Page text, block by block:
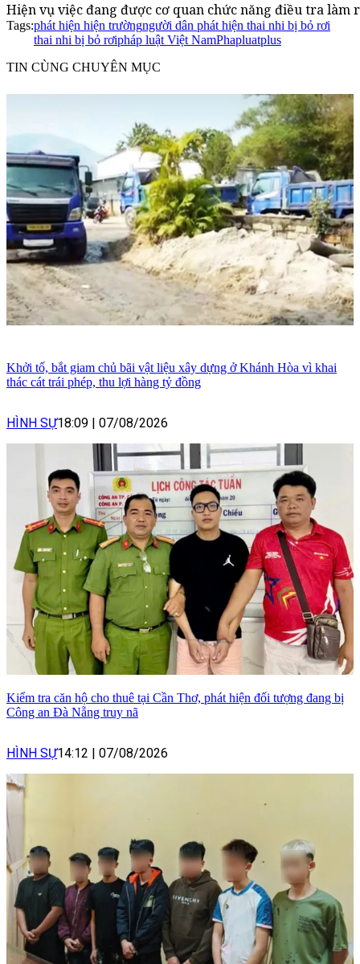
Hiện vụ việc đang được cơ quan chức năng điều tra làm
Tags:phát hiện hiện trườngngười dân phát hiện thai nhi bị bỏ rơi
thai nhi bị bỏ rơipháp luật Việt NamPhapluatplus
TIN CÙNG CHUYÊN MỤC
Khởi tố, bắt giam chủ bãi vật liệu xây dựng ở Khánh Hòa vì khai
thác cát trái phép, thu lợi hàng tỷ đồng
HÌNH SỰ18:09 07/08/2026
Kiểm tra căn hộ cho thuê tại Cần Thơ, phát hiện đối tượng đang bị
Công an Đà Nẵng truy nã
HÌNH SỰ14:12 07/08/2026